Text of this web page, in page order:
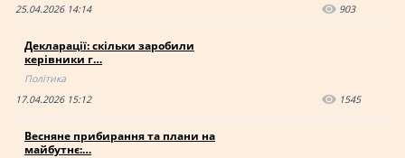
25.04.2026 14:14
903
Декларації: скільки заробили
керівники г…
Політика
17.04.2026 15:12
1545
Весняне прибирання та плани на
майбутнє:…